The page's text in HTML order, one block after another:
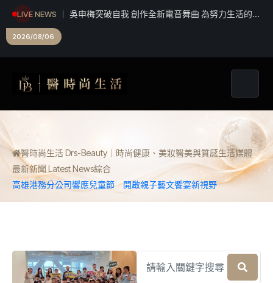
LIVE NEWS
吳申梅突破自我 創作全新電音舞曲 為努力生活的人
2026/08/06
醫時尚生活 Drs-Beauty｜時尚健康、美妝醫美與質感生活媒體
最新新聞 Latest News綜合
高雄港務分公司響應兒童節 開啟親子藝文饗宴新視野